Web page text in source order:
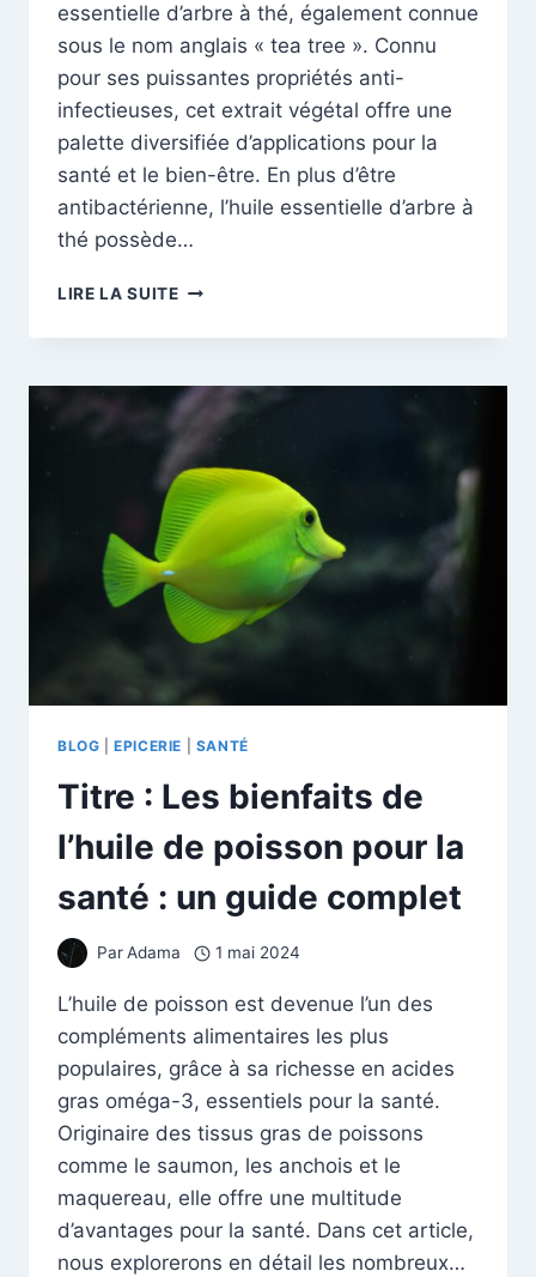
essentielle d’arbre à thé, également connue
sous le nom anglais « tea tree ». Connu
pour ses puissantes propriétés anti-
infectieuses, cet extrait végétal offre une
palette diversifiée d’applications pour la
santé et le bien-être. En plus d’être
antibactérienne, l’huile essentielle d’arbre à
thé possède…
LIRE LA SUITEGUIDE
DE
ESSENTIELLE
D’ARBRE
THÉ
BLOG |EPICERIE SANTÉ
Titre : Les bienfaits de
l’huile de poisson pour la
santé : un guide complet
ParAdama 1 mai 2024
L’huile de poisson est devenue l’un des
compléments alimentaires les plus
populaires, grâce à sa richesse en acides
gras oméga-3, essentiels pour la santé.
Originaire des tissus gras de poissons
comme le saumon, les anchois et le
maquereau, elle offre une multitude
d’avantages pour la santé. Dans cet article,
nous explorerons en détail les nombreux…